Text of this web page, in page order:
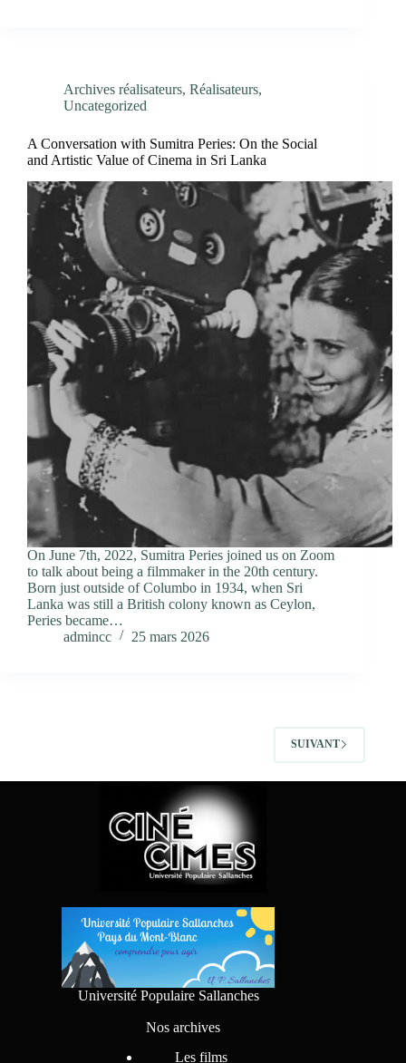
Archives réalisateurs, Réalisateurs,
Uncategorized
A Conversation with Sumitra Peries: On the Social
and Artistic Value of Cinema in Sri Lanka
On June 7th, 2022, Sumitra Peries joined us on Zoom
to talk about being a filmmaker in the 20th century.
Born just outside of Columbo in 1934, when Sri
Lanka was still a British colony known as Ceylon,
Peries became…
admincc
25 mars 2026
SUIVANT
Université Populaire Sallanches
Nos archives
Les films